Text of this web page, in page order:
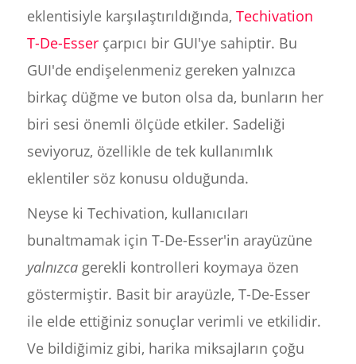
eklentisiyle karşılaştırıldığında, Techivation
T-De-Esserçarpıcı bir GUI'ye sahiptir. Bu
GUI'de endişelenmeniz gereken yalnızca
birkaç düğme ve buton olsa da, bunların her
biri sesi önemli ölçüde etkiler. Sadeliği
seviyoruz, özellikle de tek kullanımlık
eklentiler söz konusu olduğunda.
Neyse ki Techivation, kullanıcıları
bunaltmamak için T-De-Esser'in arayüzüne
yalnızcagerekli kontrolleri koymaya özen
göstermiştir. Basit bir arayüzle, T-De-Esser
ile elde ettiğiniz sonuçlar verimli ve etkilidir.
Ve bildiğimiz gibi, harika miksajların çoğu